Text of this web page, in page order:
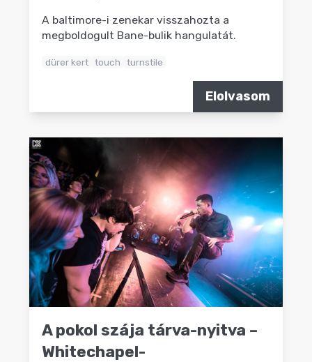
A baltimore-i zenekar visszahozta a
megboldogult Bane-bulik hangulatát.
dürer kert touch turnstile
Elolvasom
A pokol szája tárva-nyitva –
Whitechapel-